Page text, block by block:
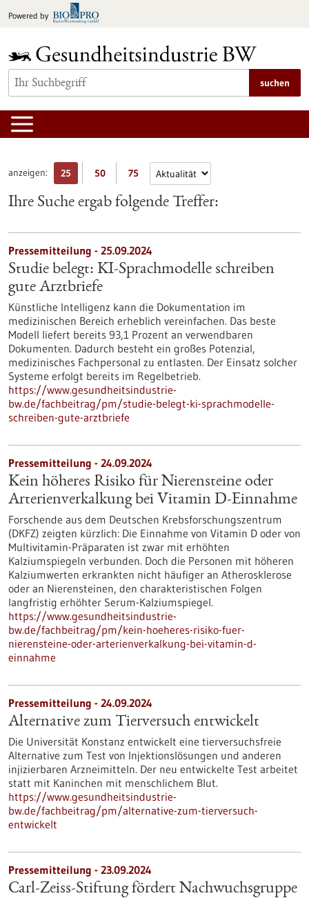
Inhalt
Powered by
suchen
anzeigen: 25 50 75
Ihre Suche ergab folgende Treffer:
Pressemitteilung - 25.09.2024
Studie belegt: KI-Sprachmodelle schreiben
gute Arztbriefe
Künstliche Intelligenz kann die Dokumentation im
medizinischen Bereich erheblich vereinfachen. Das beste
Modell liefert bereits 93,1 Prozent an verwendbaren
Dokumenten. Dadurch besteht ein großes Potenzial,
medizinisches Fachpersonal zu entlasten. Der Einsatz solcher
Systeme erfolgt bereits im Regelbetrieb.
https://www.gesundheitsindustrie-
bw.de/fachbeitrag/pm/studie-belegt-ki-sprachmodelle-
schreiben-gute-arztbriefe
Pressemitteilung - 24.09.2024
Kein höheres Risiko für Nierensteine oder
Arterienverkalkung bei Vitamin D-Einnahme
Forschende aus dem Deutschen Krebsforschungszentrum
(DKFZ) zeigten kürzlich: Die Einnahme von Vitamin D oder von
Multivitamin-Präparaten ist zwar mit erhöhten
Kalziumspiegeln verbunden. Doch die Personen mit höheren
Kalziumwerten erkrankten nicht häufiger an Atherosklerose
oder an Nierensteinen, den charakteristischen Folgen
langfristig erhöhter Serum-Kalziumspiegel.
https://www.gesundheitsindustrie-
bw.de/fachbeitrag/pm/kein-hoeheres-risiko-fuer-
nierensteine-oder-arterienverkalkung-bei-vitamin-d-
einnahme
Pressemitteilung - 24.09.2024
Alternative zum Tierversuch entwickelt
Die Universität Konstanz entwickelt eine tierversuchsfreie
Alternative zum Test von Injektionslösungen und anderen
injizierbaren Arzneimitteln. Der neu entwickelte Test arbeitet
statt mit Kaninchen mit menschlichem Blut.
https://www.gesundheitsindustrie-
bw.de/fachbeitrag/pm/alternative-zum-tierversuch-
entwickelt
Pressemitteilung - 23.09.2024
Carl-Zeiss-Stiftung fördert Nachwuchsgruppe